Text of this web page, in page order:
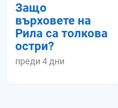
Защо
върховете на
Рила са толкова
остри?
преди 4 дни